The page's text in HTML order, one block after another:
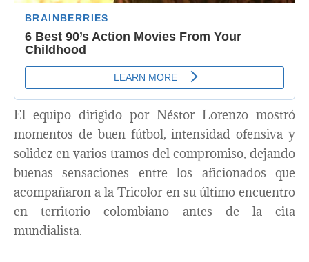
El equipo dirigido por Néstor Lorenzo mostró
momentos de buen fútbol, intensidad ofensiva y
solidez en varios tramos del compromiso, dejando
buenas sensaciones entre los aficionados que
acompañaron a la Tricolor en su último encuentro
en territorio colombiano antes de la cita
mundialista.